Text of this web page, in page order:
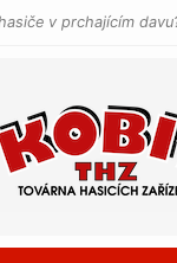
v prchajícím